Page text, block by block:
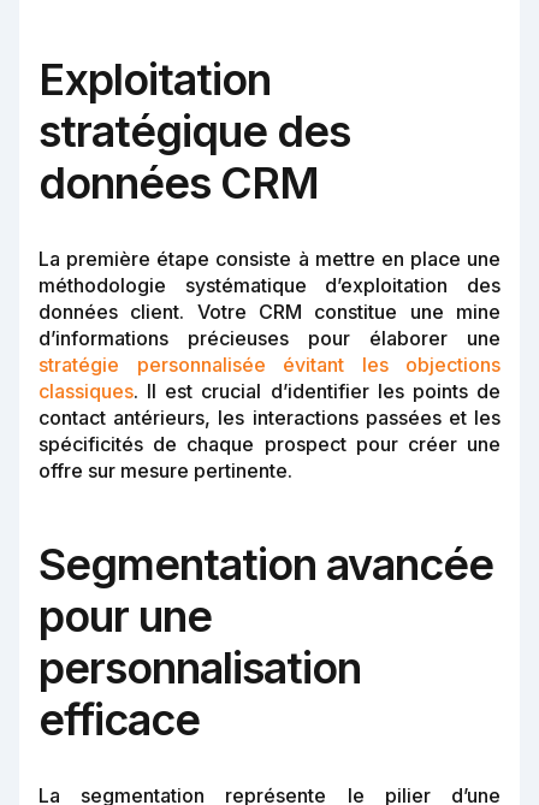
Exploitation
stratégique des
données CRM
La première étape consiste à mettre en place une
méthodologie systématique d’exploitation des
données client. Votre CRM constitue une mine
d’informations précieuses pour élaborer une
stratégie personnalisée évitant les objections
classiques. Il est crucial d’identifier les points de
contact antérieurs, les interactions passées et les
spécificités de chaque prospect pour créer une
offre sur mesure pertinente.
Segmentation avancée
pour une
personnalisation
efficace
La segmentation représente le pilier d’une